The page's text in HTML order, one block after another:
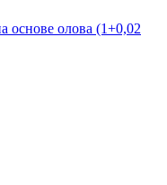
основе олова (1+0,02